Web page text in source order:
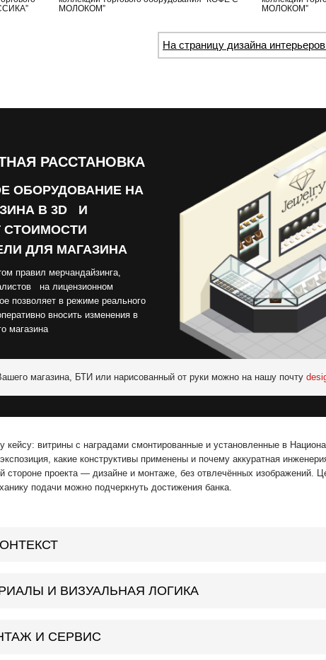
МОЛОКОМ”
МОЛОКОМ”
На страницу дизайна
РАССТАНОВКА
ОБОРУДОВАНИЕ НА
В 3D И
СТОИМОСТИ
ДЛЯ МАГАЗИНА
правил мерчандайзинга,
на лицензионном
позволяет в режиме реального
вносить изменения в
магазина
магазина, БТИ или нарисованный от руки можно на нашу почту
кейсу: витрины с наградами смонтированные и установленные в
какие конструктивы применены и почему аккуратная
стороне проекта — дизайне и монтаже, без отвлечённых изображений.
подачи можно подчеркнуть достижения банка.
И ВИЗУАЛЬНАЯ ЛОГИКА
И СЕРВИС